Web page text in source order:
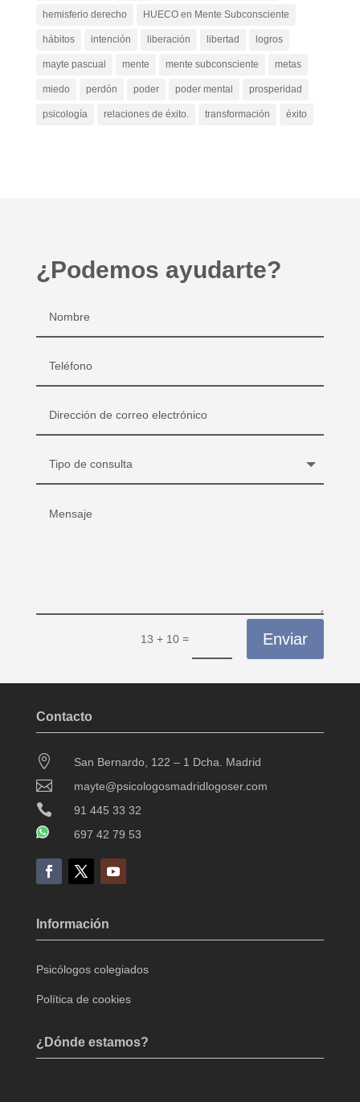
hemisferio derecho HUECO en Mente Subconsciente
hábitos intención liberación libertad logros
mayte pascual mente mente subconsciente metas
miedo perdón poder poder mental prosperidad
psicología relaciones de éxito. transformación éxito
¿Podemos ayudarte?
13 + 10 = Enviar
Contacto
 San Bernardo, 122 – 1 Dcha. Madrid
 mayte@psicologosmadridlogoser.com

91 445 33 32
697 42 79 53
Información
Psicólogos colegiados
Política de cookies
¿Dónde estamos?